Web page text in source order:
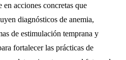
en acciones concretas que
diagnósticos de anemia,
de estimulación temprana y
fortalecer las prácticas de